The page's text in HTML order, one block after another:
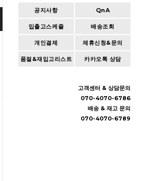
공지사항 QnA
입출고스케쥴 배송조회
개인결제 제휴신청&문의
품절&재입고리스트 카카오톡 상담
고객센터 & 상담문의
070-4070-6786
배송 & 재고 문의
070-4070-6789
Cart | Wishlist